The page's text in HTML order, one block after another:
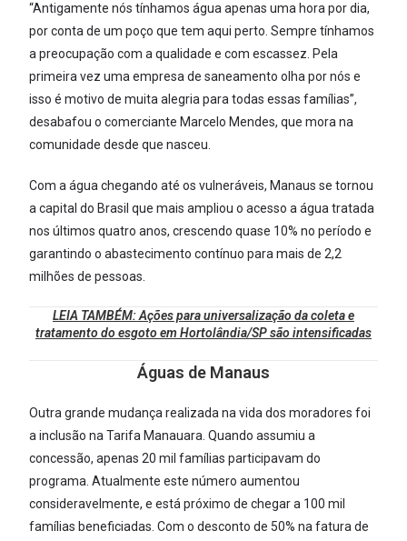
“Antigamente nós tínhamos água apenas uma hora por dia,
por conta de um poço que tem aqui perto. Sempre tínhamos
a preocupação com a qualidade e com escassez. Pela
primeira vez uma empresa de saneamento olha por nós e
isso é motivo de muita alegria para todas essas famílias”,
desabafou o comerciante Marcelo Mendes, que mora na
comunidade desde que nasceu.
Com a água chegando até os vulneráveis, Manaus se tornou
a capital do Brasil que mais ampliou o acesso a água tratada
nos últimos quatro anos, crescendo quase 10% no período e
garantindo o abastecimento contínuo para mais de 2,2
milhões de pessoas.
LEIA TAMBÉM:Ações para universalização da coleta e
tratamento do esgoto em Hortolândia/SP são intensificadas
Águas de Manaus
Outra grande mudança realizada na vida dos moradores foi
a inclusão na Tarifa Manauara. Quando assumiu a
concessão, apenas 20 mil famílias participavam do
programa. Atualmente este número aumentou
consideravelmente, e está próximo de chegar a 100 mil
famílias beneficiadas. Com o desconto de 50% na fatura de